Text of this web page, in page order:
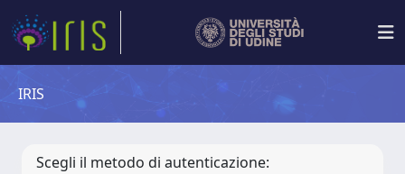
IRIS
Scegli il metodo di autenticazione: